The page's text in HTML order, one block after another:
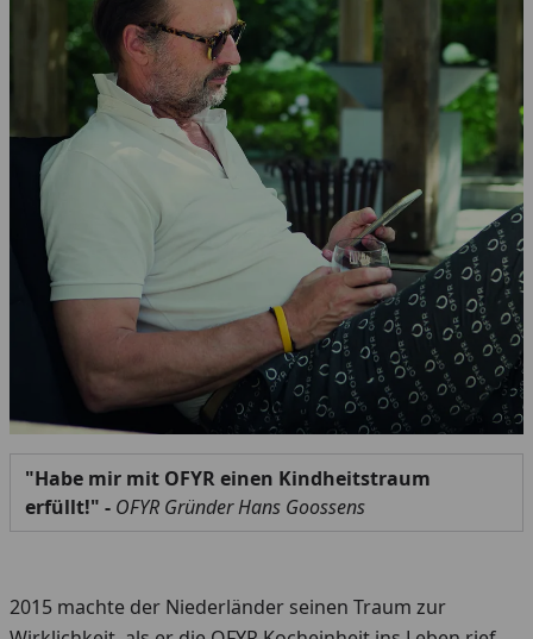
"Habe mir mit OFYR einen Kindheitstraum
erfüllt!" - OFYR Gründer Hans Goossens
2015 machte der Niederländer seinen Traum zur